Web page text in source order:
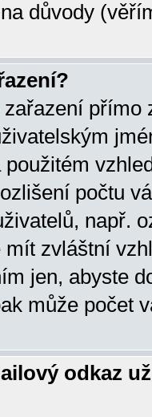
důvody
přímo
počtu
např.
zvláštní
jen, abyste
může počet
odkaz